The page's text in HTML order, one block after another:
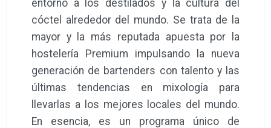
entorno a los destilados y la cultura del
cóctel alrededor del mundo. Se trata de la
mayor y la más reputada apuesta por la
hostelería Premium impulsando la nueva
generación de bartenders con talento y las
últimas tendencias en mixología para
llevarlas a los mejores locales del mundo.
En esencia, es un programa único de